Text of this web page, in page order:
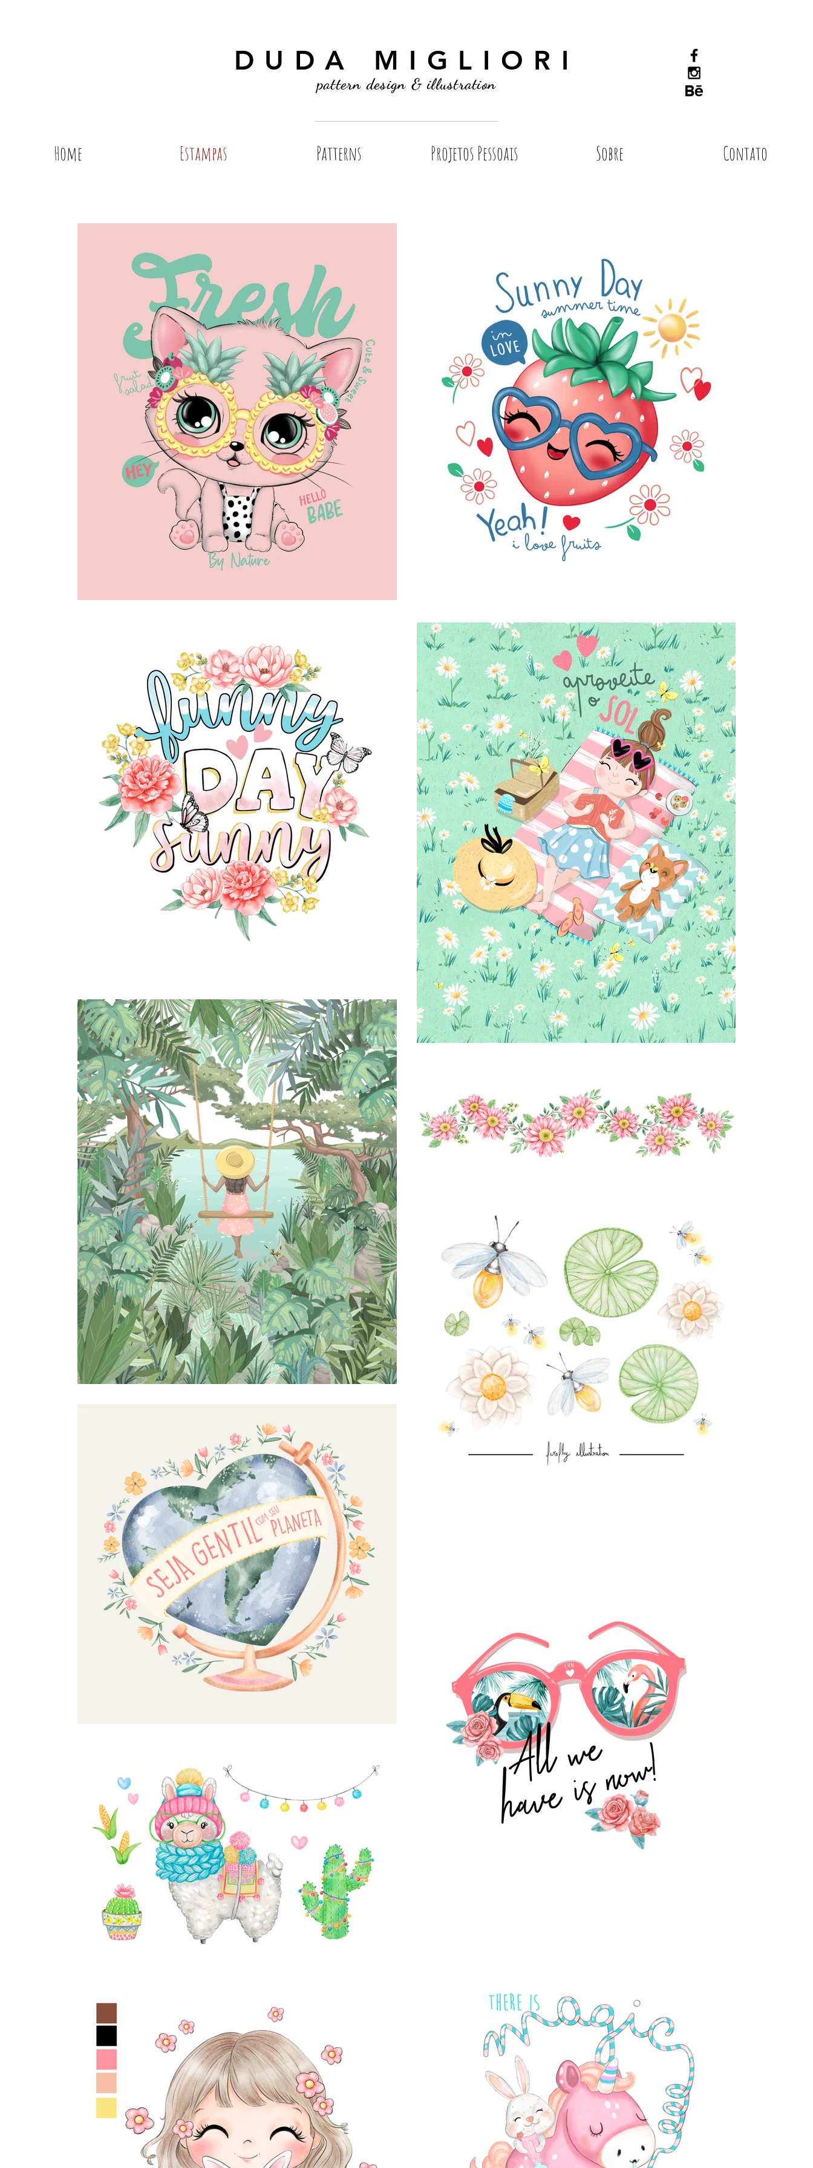
DUDA MIGLIORI
pattern design & illustration
Home Estampas Patterns Projetos Pessoais Sobre Contato